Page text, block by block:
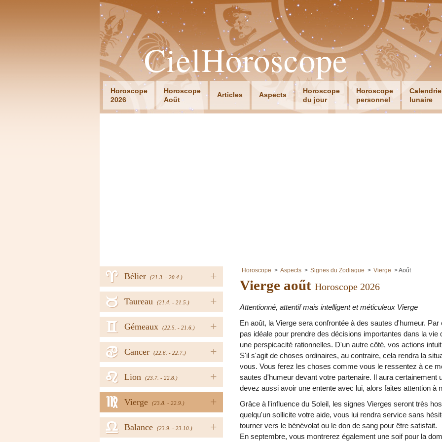
CielHoroscope
Horoscope
2026
Horoscope
Aoűt
Articles Aspects
Horoscope
du jour
Horoscope
personnel
lunaire
+
Bélier (21.3. - 20.4.)
a
+
Taureau (21.4. - 21.5.)
b
+
Gémeaux (22.5. - 21.6.)
c
+
Cancer (22.6. - 22.7.)
d
+
Lion (23.7. - 22.8.)
e
+
Vierge (23.8. - 22.9.)
f
+
Balance (23.9. - 23.10.)
g
Horoscope Aspects Signes du Zodiaque Vierge Aoűt
Vierge aoűt Horoscope 2026
Attentionné, attentif mais intelligent et méticuleux Vierge
En août, la Vierge sera confrontée à des sautes d'humeur.
pas idéale pour prendre des décisions importantes dans la vie
une perspicacité rationnelles. D'un autre côté, vos actions
S'il s'agit de choses ordinaires, au contraire, cela rendra la
vous. Vous ferez les choses comme vous le ressentez à ce
sautes d'humeur devant votre partenaire. Il aura certainement
devez aussi avoir une entente avec lui, alors faites attention à
Grâce à l'influence du Soleil, les signes Vierges seront très
quelqu'un sollicite votre aide, vous lui rendra service sans
tourner vers le bénévolat ou le don de sang pour être satisfait.
En septembre, vous montrerez également une soif pour la